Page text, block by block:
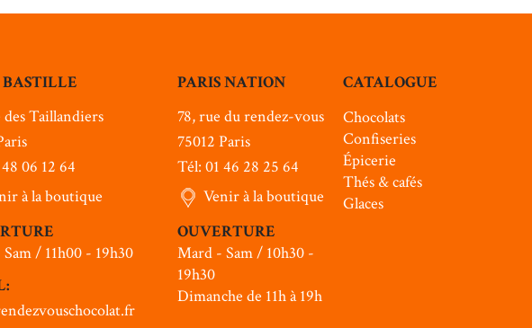
BASTILLE
des Taillandiers
06 12 64
à la boutique
/ 11h00 - 19h30
PARIS NATION
78, rue du rendez-vous
75012 Paris
Tél: 01 46 28 25 64
Venir à la boutique
OUVERTURE
Mard - Sam / 10h30 -
19h30
Dimanche de 11h à 19h
CATALOGUE
Chocolats
Confiseries
Épicerie
Thés & cafés
Glaces